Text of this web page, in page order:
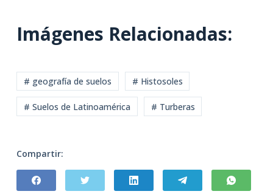
Imágenes Relacionadas:
# geografía de suelos # Histosoles
# Suelos de Latinoamérica # Turberas
Compartir: